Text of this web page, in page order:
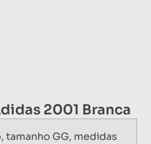
2001 Branca
tamanho GG, medidas